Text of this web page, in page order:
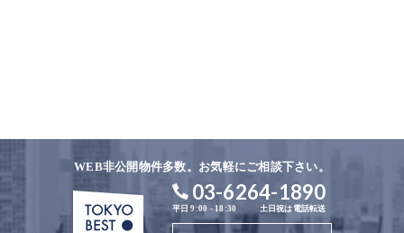
WEB非公開物件多数。お気軽にご相談下さい。
03-6264-1890
平日 9:00 - 18:30 土日祝は電話転送